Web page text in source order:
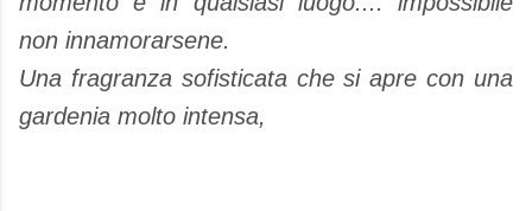
non innamorarsene.
Una fragranza sofisticata che si apre con una
gardenia molto intensa,